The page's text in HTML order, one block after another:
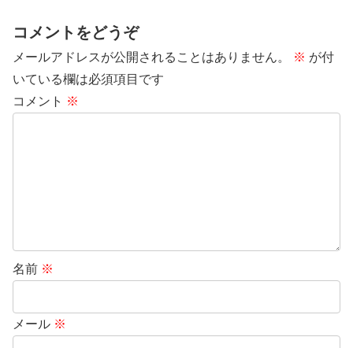
コメントをどうぞ
メールアドレスが公開されることはありません。 ※ が付
いている欄は必須項目です
コメント ※
名前 ※
メール ※